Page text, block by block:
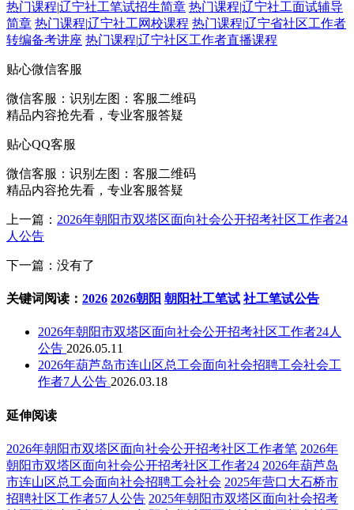
热门课程|辽宁社工笔试招生简章 热门课程|辽宁社工面试辅导
简章 热门课程|辽宁社工网校课程 热门课程|辽宁省社区工作者
转编备考讲座 热门课程|辽宁社区工作者直播课程
贴心微信客服
微信客服： 识别左图：客服二维码
精品内容抢先看，专业客服答疑
贴心QQ客服
微信客服： 识别左图：客服二维码
精品内容抢先看，专业客服答疑
上一篇： 2026年朝阳市双塔区面向社会公开招考社区工作者24
人公告
下一篇：没有了
关键词阅读： 2026 2026朝阳 朝阳社工笔试 社工笔试公告
2026年朝阳市双塔区面向社会公开招考社区工作者24人
公告 2026.05.11
2026年葫芦岛市连山区总工会面向社会招聘工会社会工
作者7人公告 2026.03.18
延伸阅读
2026年朝阳市双塔区面向社会公开招考社区工作者笔 2026年
朝阳市双塔区面向社会公开招考社区工作者24 2026年葫芦岛
市连山区总工会面向社会招聘工会社会 2025年营口大石桥市
招聘社区工作者57人公告 2025年朝阳市双塔区面向社会招考